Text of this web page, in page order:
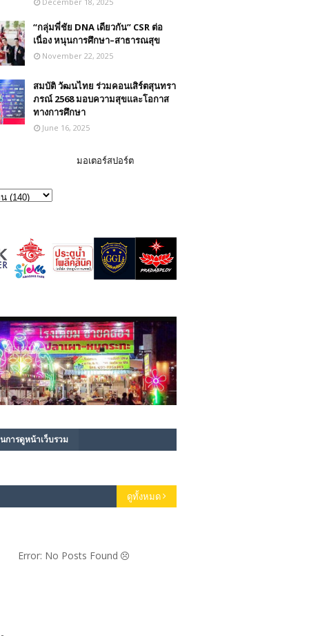
“กลุ่มพี่ชัย DNA เดียวกัน” CSR ต่อ
เนื่อง หนุนการศึกษา–สาธารณสุข
November 22, 2025
สมบัติ วัฒนไทย ร่วมคอนเสิร์ตสุนทรา
ภรณ์ 2568 มอบความสุขและโอกาส
ทางการศึกษา
June 16, 2025
มอเตอร์สปอร์ต
การดูหน้าเว็บรวม
ดูทั้งหมด
Error: No Posts Found